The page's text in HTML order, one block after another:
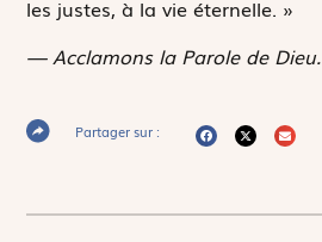
les justes, à la vie éternelle. »
— Acclamons la Parole de Dieu.
Partager sur :